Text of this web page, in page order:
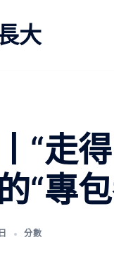
大
“走
“專
分數